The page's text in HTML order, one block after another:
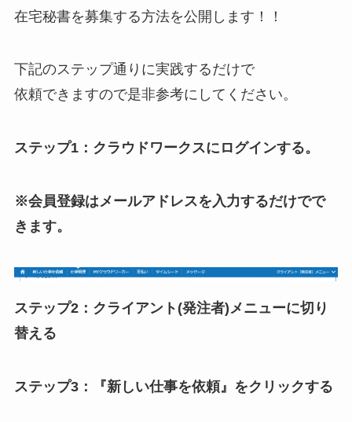
在宅秘書を募集する方法を公開します！！
下記のステップ通りに実践するだけで
依頼できますので是非参考にしてください。
ステップ1：クラウドワークスにログインする。
※会員登録はメールアドレスを入力するだけでで
きます。
ステップ2：クライアント(発注者)メニューに切り
替える
ステップ3：『新しい仕事を依頼』をクリックする